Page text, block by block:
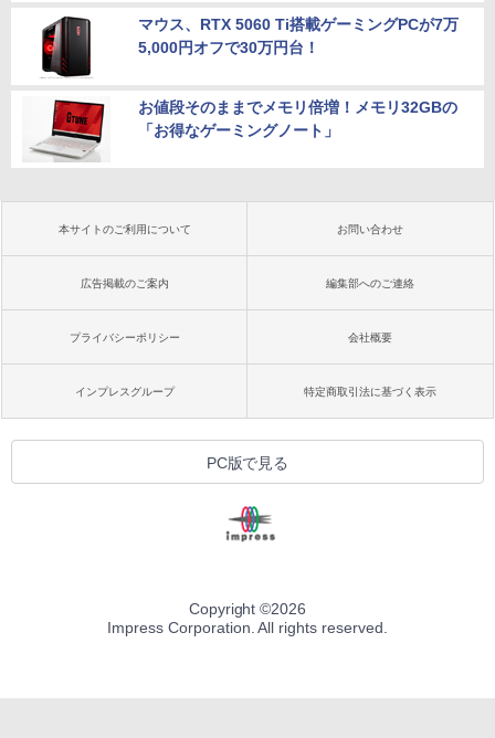
マウス、RTX 5060 Ti搭載ゲーミングPCが7万
5,000円オフで30万円台！
お値段そのままでメモリ倍増！メモリ32GBの
「お得なゲーミングノート」
本サイトのご利用について お問い合わせ
広告掲載のご案内 編集部へのご連絡
プライバシーポリシー 会社概要
インプレスグループ 特定商取引法に基づく表示
PC版で見る
Copyright ©2026
Impress Corporation. All rights reserved.